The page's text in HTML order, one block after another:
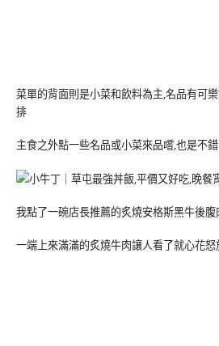
菜單的背面則是小菜和飲料為主,名品有可
排
主食之外點一些名品或小菜來品嚐,也是不
我點了一碗店長推薦的炙燒安格斯黑牛後
一端上來滿滿的炙燒牛肉讓人看了就心花怒